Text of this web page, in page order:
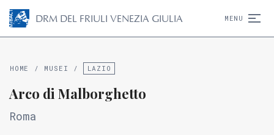
DRM DEL FRIULI VENEZIA GIULIA MENU
HOME / MUSEI / LAZIO
Arco di Malborghetto
Roma